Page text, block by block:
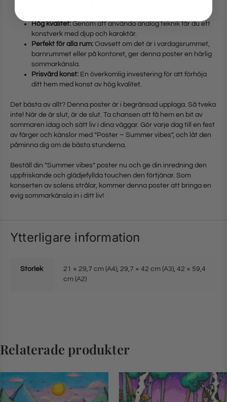
Hög kvalitet: Genom att använda analog teknik får du ett
konstverk med djup och karaktär.
Perfekt för alla rum: Oavsett om det är i vardagsrummet,
barnrummet eller på kontoret, ger denna poster en härlig
sommarkänsla.
Prisvärd konst: En överkomlig investering för att förhöja
ditt hem med konst av hög kvalitet.
Det bästa av allt? Denna poster är i begränsad upplaga. Så tveka
inte! När de är slut, är de slut. Ta chansen att få hem en bit av
sommaren idag och sätt liv i dina väggar. Gör varje dag till en fest
av färger och känslor med ”Poster – Summer vibes”, och låt den
påminna dig om de bästa stunderna.
Beställ din ”Summer vibes” poster nu och ge din inredning den
uppfriskande och glädjefyllda touchen den förtjänar. Som
konserten av solens strålar, kommer denna poster att bringa en
evig sommarkänsla in i ditt liv!
Ytterligare information
Storlek 21 × 29,7 cm (A4), 29,7 × 42 cm (A3), 42 × 59,4
cm (A2)
Relaterade produkter